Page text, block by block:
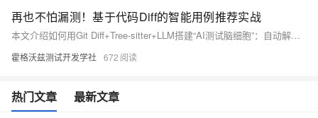
再也不怕漏测！基于代码Diff的智能用例推荐实战
本文介绍如何用Git Diff+Tree-sitter+LLM搭建“AI测试脑细胞”：自动解析代码变更语义、分析影响范围，并在CI中实时生成可运行的Jest测试用例，精准覆盖新增逻辑与调用方，显著降低漏测风险。
霍格沃兹测试开发学社 672
热门文章 最新文章